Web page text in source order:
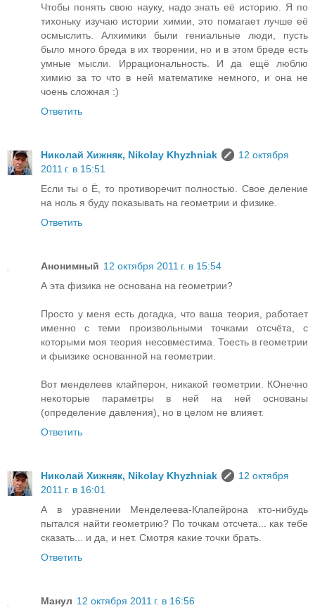
Чтобы понять свою науку, надо знать её историю. Я по
тихоньку изучаю истории химии, это помагает лучше её
осмыслить. Алхимики были гениальные люди, пусть
было много бреда в их творении, но и в этом бреде есть
умные мысли. Иррациональность. И да ещё люблю
химию за то что в ней математике немного, и она не
чоень сложная :)
Ответить
Николай Хижняк, Nikolay Khyzhniak
12 октября
2011 г. в 15:51
Если ты о Ё, то противоречит полностью. Свое деление
на ноль я буду показывать на геометрии и физике.
Ответить
Анонимный 12 октября 2011 г. в 15:54
А эта физика не основана на геометрии?
Просто у меня есть догадка, что ваша теория, работает
именно с теми произвольными точками отсчёта, с
которыми моя теория несовместима. Тоесть в геометрии
и фыизике основанной на геометрии.
Вот менделеев клайперон, никакой геометрии. КОнечно
некоторые параметры в ней на ней основаны
(определение давления), но в целом не влияет.
Ответить
Николай Хижняк, Nikolay Khyzhniak
12 октября
2011 г. в 16:01
А в уравнении Менделеева-Клапейрона кто-нибудь
пытался найти геометрию? По точкам отсчета... как тебе
сказать... и да, и нет. Смотря какие точки брать.
Ответить
Манул 12 октября 2011 г. в 16:56